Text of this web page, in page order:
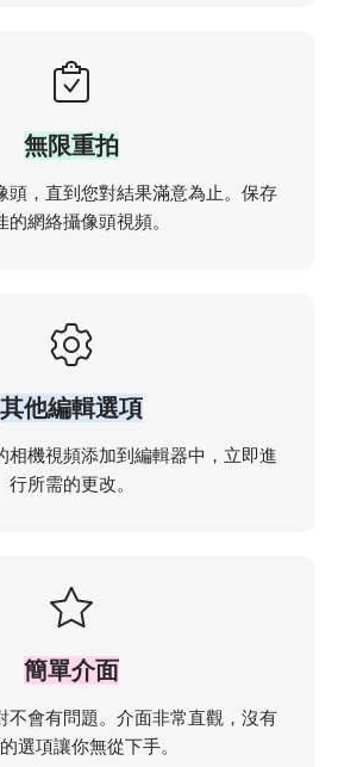
無限重拍
頭，直到您對結果滿意為止。保存
的網絡攝像頭視頻。
其他編輯選項
相機視頻添加到編輯器中，立即進
行所需的更改。
簡單介面
不會有問題。介面非常直觀，沒有
選項讓你無從下手。